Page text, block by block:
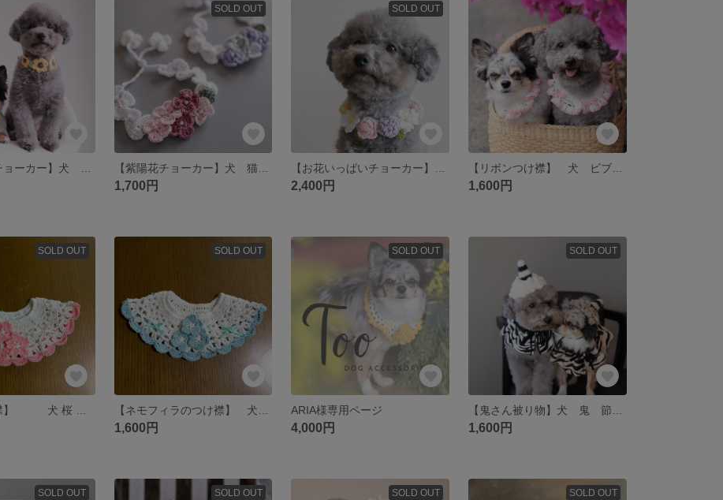
SOLD OUT
【紫陽花チョーカー】犬 猫 ビブ カチューシャ つけ襟 花 被りもの あじさい
1,700円
SOLD OUT
2,400円 1,600円
SOLD OUT SOLD OUT
1,600円
SOLD OUT
ARIA様専用ページ
4,000円
SOLD OUT
1,600円
SOLD OUT SOLD OUT SOLD OUT SOLD OUT